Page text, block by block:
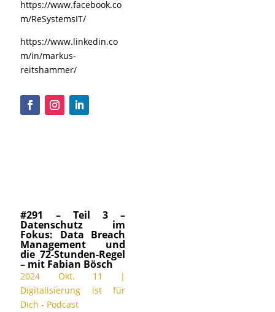
https://www.facebook.co
m/ReSystemsIT/
https://www.linkedin.co
m/in/markus-
reitshammer/
#291 – Teil 3 –
Datenschutz im
Fokus: Data Breach
Management und
die 72-Stunden-Regel
– mit Fabian Bösch
2024 Okt. 11
|
Digitalisierung ist für
Dich - Podcast